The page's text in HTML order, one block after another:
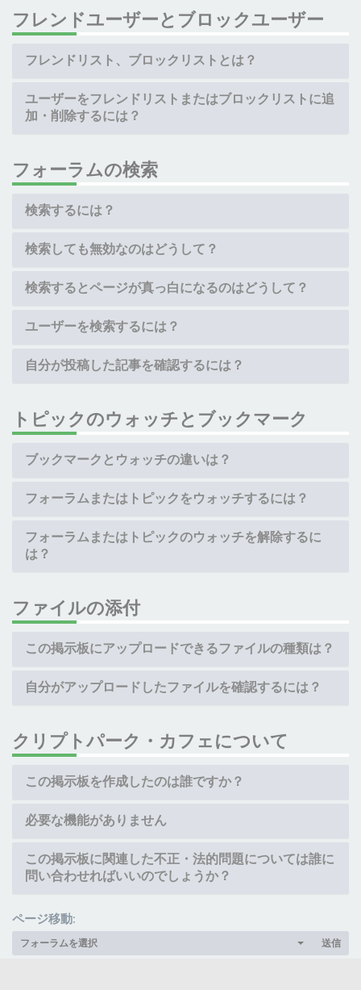
フレンドユーザーとブロックユーザー
フレンドリスト、ブロックリストとは？
ユーザーをフレンドリストまたはブロックリストに追
加・削除するには？
フォーラムの検索
検索するには？
検索しても無効なのはどうして？
検索するとページが真っ白になるのはどうして？
ユーザーを検索するには？
自分が投稿した記事を確認するには？
トピックのウォッチとブックマーク
ブックマークとウォッチの違いは？
フォーラムまたはトピックをウォッチするには？
フォーラムまたはトピックのウォッチを解除するに
は？
ファイルの添付
この掲示板にアップロードできるファイルの種類は？
自分がアップロードしたファイルを確認するには？
クリプトパーク・カフェについて
この掲示板を作成したのは誰ですか？
必要な機能がありません
この掲示板に関連した不正・法的問題については誰に
問い合わせればいいのでしょうか？
ページ移動:
フォーラムを選択 送信